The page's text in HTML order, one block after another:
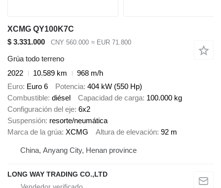
XCMG QY100K7C
$ 3.331.000
CNY 560.000 ≈ EUR 71.800
Grúa todo terreno
2022
10.589 km
968 m/h
Euro Euro 6 Potencia 404 kW (550 Hp)
Combustible diésel Capacidad de carga 100.000 kg
Configuración del eje 6x2
Suspensión resorte/neumática
Marca de la grúa XCMG Altura de elevación 92 m
China, Anyang City, Henan province
LONG WAY TRADING CO.,LTD